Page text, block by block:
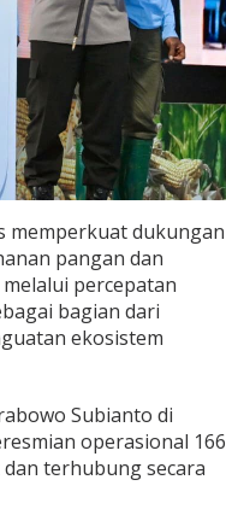
memperkuat dukungan
pangan dan
percepatan
bagian dari
ekosistem
Subianto di
operasional 166
dan terhubung secara